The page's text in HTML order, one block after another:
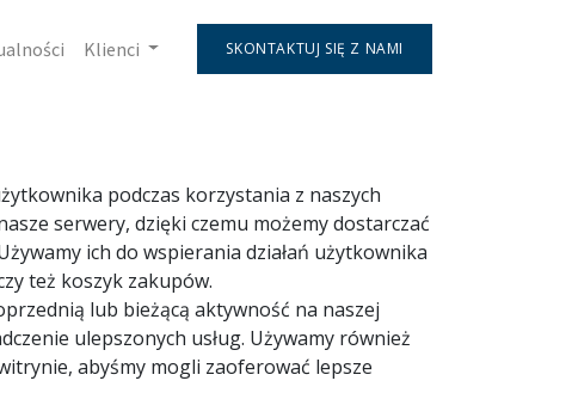
Klienci SKONTAKTUJ SIĘ Z NAMI
podczas korzystania z naszych
serwery, dzięki czemu możemy dostarczać
ich do wspierania działań użytkownika
też koszyk zakupów.
lub bieżącą aktywność na naszej
ulepszonych usług. Używamy również
abyśmy mogli zaoferować lepsze